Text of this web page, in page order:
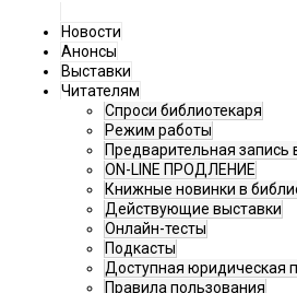
Новости
Анонсы
Выставки
Читателям
Спроси библиотекаря
Режим работы
Предварительная запись
ON-LINE ПРОДЛЕНИЕ
Книжные новинки в
Действующие выставки
Онлайн-тесты
Подкасты
Доступная юридическая
Правила пользования